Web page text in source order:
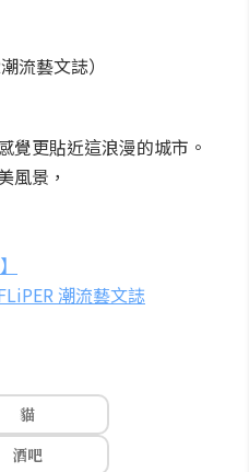
流藝文誌）
覺更貼近這浪漫的城市。
風景，
潮流藝文誌
貓
酒吧